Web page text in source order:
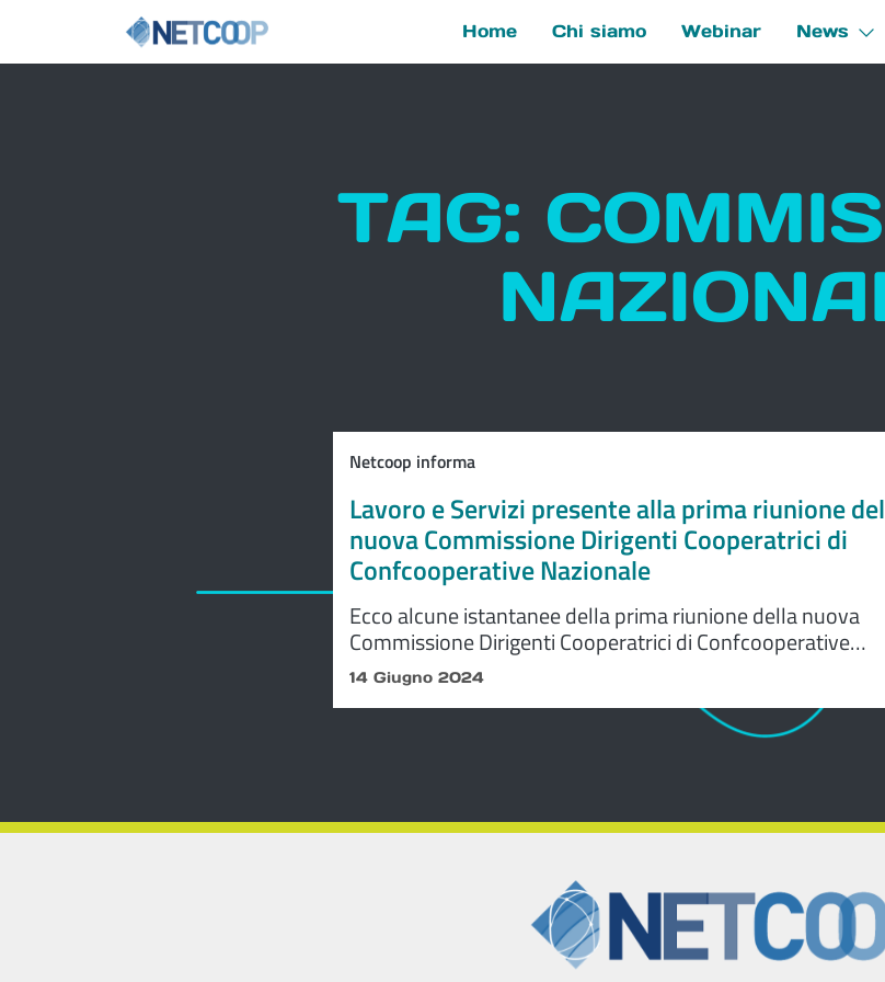
Navigazione principale
Home Chi siamo Webinar News
TAG:
Netcoop informa
Lavoro e Servizi presente alla prima riunione
nuova Commissione Dirigenti Cooperatrici di
Confcooperative Nazionale
Ecco alcune istantanee della prima riunione della nuova
Commissione Dirigenti Cooperatrici di Confcooperative
Nazionale. Il team di Lavoro e Servizi presente.
14 Giugno 2024